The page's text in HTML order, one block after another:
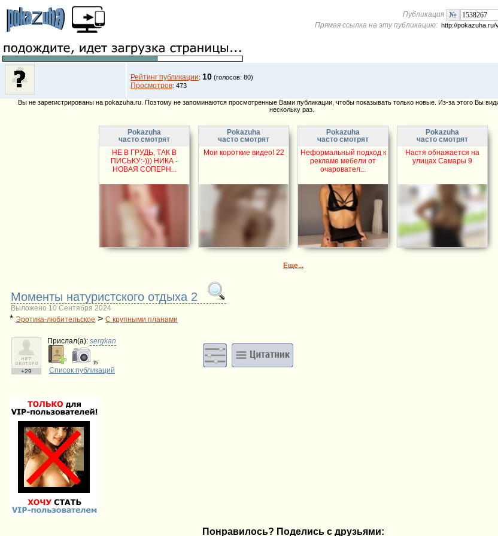
Публикация
Прямая ссылка на эту публикацию: http://pokazuha.ru/
Рейтинг публикации: 10 (голосов: 80)
Просмотров: 473
Вы не зарегистрированы на pokazuha.ru. Поэтому не запоминаются просмотренные Вами публикации, чтобы показывать только новые. Из-за этого Вы
нескольку раз.
Pokazuha
часто смотрят
НЕ В ГРУДЬ, ТАК В
ПИСЬКУ:-))) НИКА -
НОВАЯ СОПЕРН...
Pokazuha
часто смотрят
Мои короткие видео! 22
Pokazuha
часто смотрят
Неформальный подход к
рекламе мебели от
очаровател...
Pokazuha
часто смотрят
Настя обнажается на
улицах Самары 9
Еще...
Моменты натуристского отдыха 2
Выложено 10 Сентября 2024
* Эротика-любительское > С крупными планами
+29
Прислал(a): sergkan
15
Список публикаций
Понравилось? Поделись с друзьями: